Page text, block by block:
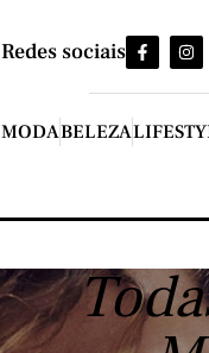
Redes sociais
MODABELEZA